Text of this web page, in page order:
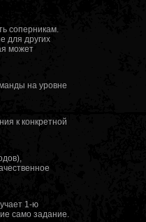
соперникам.
для других
может
на уровне
к конкретной
1-ю
само задание.